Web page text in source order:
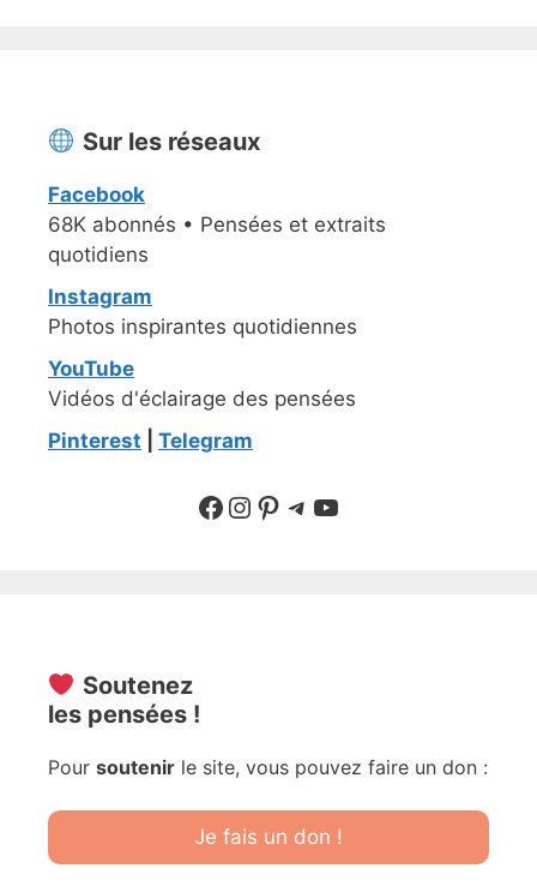
Sur les réseaux
Facebook
68K abonnés • Pensées et extraits
quotidiens
Instagram
Photos inspirantes quotidiennes
YouTube
Vidéos d'éclairage des pensées
Pinterest
Telegram
Suivre sur Facebook
Suivre sur Instagram
Pinterest
Sur Telegram
YouTube
Soutenez
les pensées !
Pour soutenir le site, vous pouvez faire un don :
Je fais un don !